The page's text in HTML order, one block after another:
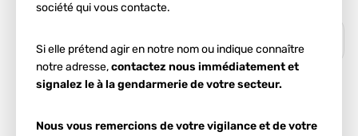
société qui vous contacte.
Si elle prétend agir en notre nom ou indique connaître
notre adresse,contactez nous immédiatement et
signalez le à la gendarmerie de votre secteur.
Nous vous remercions de votre vigilance et de votre
Ces informations nous permettent d'estimer votre